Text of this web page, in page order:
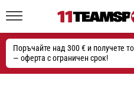
Поръчайте над 300 € и получете
— оферта с ограничен срок!
една
икона
на
скоростта